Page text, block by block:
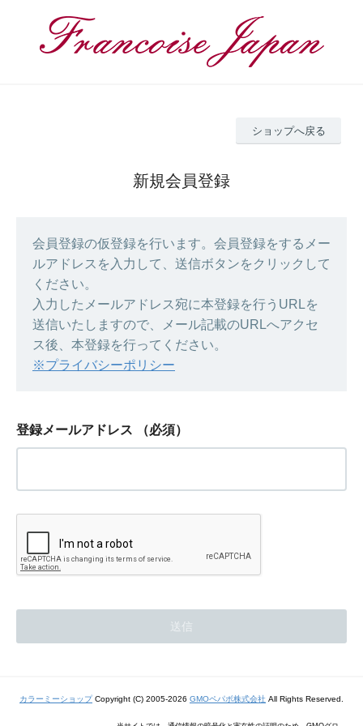
ショップへ戻る
新規会員登録
会員登録の仮登録を行います。会員登録をするメー
ルアドレスを入力して、送信ボタンをクリックして
ください。
入力したメールアドレス宛に本登録を行うURLを
送信いたしますので、メール記載のURLへアクセ
ス後、本登録を行ってください。
※プライバシーポリシー
登録メールアドレス （必須）
カラーミーショップCopyright (C) 2005-2026 GMOペパボ株式会社 All Rights Reserved.